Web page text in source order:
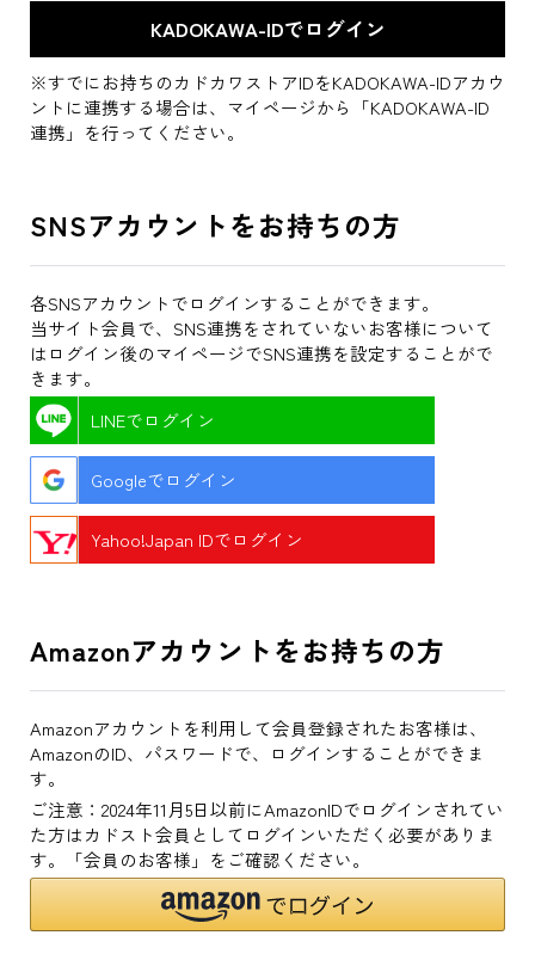
※すでにお持ちのカドカワストアIDをKADOKAWA-IDアカウ
ントに連携する場合は、マイページから「KADOKAWA-ID
連携」を行ってください。
SNSアカウントをお持ちの方
各SNSアカウントでログインすることができます。
当サイト会員で、SNS連携をされていないお客様について
はログイン後のマイページでSNS連携を設定することがで
きます。
LINEでログイン
Googleでログイン
Yahoo!Japan IDでログイン
Amazonアカウントをお持ちの方
Amazonアカウントを利用して会員登録されたお客様は、
AmazonのID、パスワードで、ログインすることができま
す。
ご注意：2024年11月5日以前にAmazonIDでログインされてい
た方はカドスト会員としてログインいただく必要がありま
す。「会員のお客様」をご確認ください。